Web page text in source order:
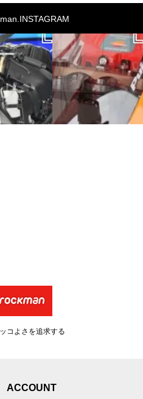
コよさを追求する
ACCOUNT